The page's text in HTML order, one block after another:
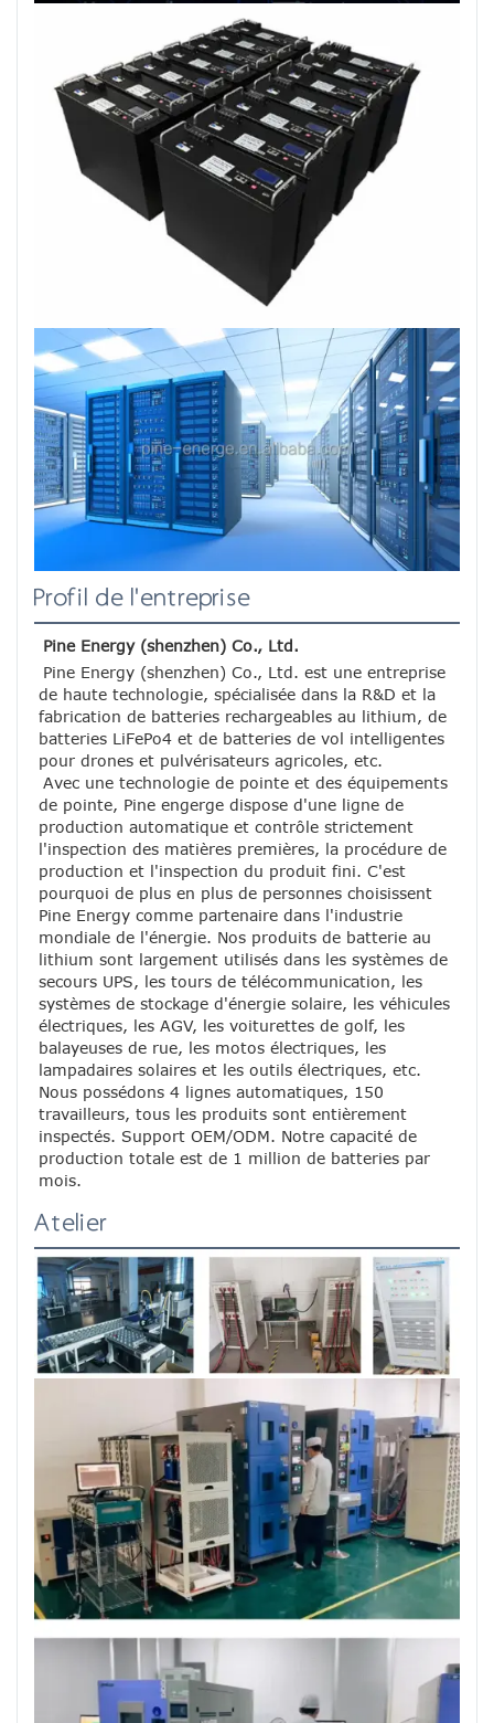
Profil de l'entreprise
Pine Energy (shenzhen) Co., Ltd.
Pine Energy (shenzhen) Co., Ltd. est une entreprise
de haute technologie, spécialisée dans la R&D et la
fabrication de batteries rechargeables au lithium, de
batteries LiFePo4 et de batteries de vol intelligentes
pour drones et pulvérisateurs agricoles, etc.
Avec une technologie de pointe et des équipements
de pointe, Pine engerge dispose d'une ligne de
production automatique et contrôle strictement
l'inspection des matières premières, la procédure de
production et l'inspection du produit fini. C'est
pourquoi de plus en plus de personnes choisissent
Pine Energy comme partenaire dans l'industrie
mondiale de l'énergie. Nos produits de batterie au
lithium sont largement utilisés dans les systèmes de
secours UPS, les tours de télécommunication, les
systèmes de stockage d'énergie solaire, les véhicules
électriques, les AGV, les voiturettes de golf, les
balayeuses de rue, les motos électriques, les
lampadaires solaires et les outils électriques, etc.
Nous possédons 4 lignes automatiques, 150
travailleurs, tous les produits sont entièrement
inspectés. Support OEM/ODM. Notre capacité de
production totale est de 1 million de batteries par
mois.
Atelier